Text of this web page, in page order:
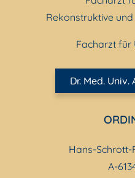
Rekonstruktive
Facharzt für
Dr. Med.
Hans-Schrott-
A-